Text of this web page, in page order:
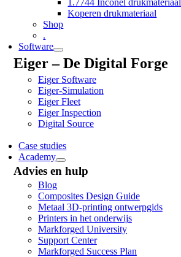
1.7744 Inconel drukmateriaal
Koperen drukmateriaal
Shop
.
Software
Eiger – De Digital Forge
Eiger Software
Eiger-Simulation
Eiger Fleet
Eiger Inspection
Digital Source
Case studies
Academy
Advies en hulp
Blog
Composites Design Guide
Metaal 3D-printing ontwerpgids
Printers in het onderwijs
Markforged University
Support Center
Markforged Success Plan